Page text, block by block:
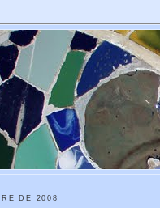
DE 2008